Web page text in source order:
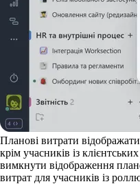
Планові витрати
крім учасників із
вимкнути відображення
витрат для учасників із